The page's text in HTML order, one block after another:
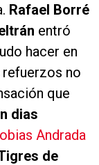
Rafael Borré
entró
hacer en
refuerzos no
que
dias
Andrada
de